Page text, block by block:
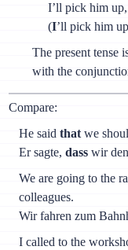
I’ll pick him
(I’ll pick him
The present tense
with the
Compare:
He said that we
Er sagte, dass wir
We are going to the
colleagues.
Wir fahren zum
I called to the